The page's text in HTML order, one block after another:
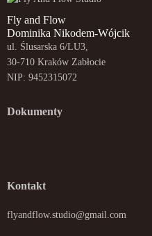
Fly and Flow
Dominika Nikodem-Wójcik
ul. Ślusarska 6/LU3,
30-710 Kraków Zabłocie
NIP: 9452315072
Dokumenty
Kontakt
flyandflow.studio@gmail.com